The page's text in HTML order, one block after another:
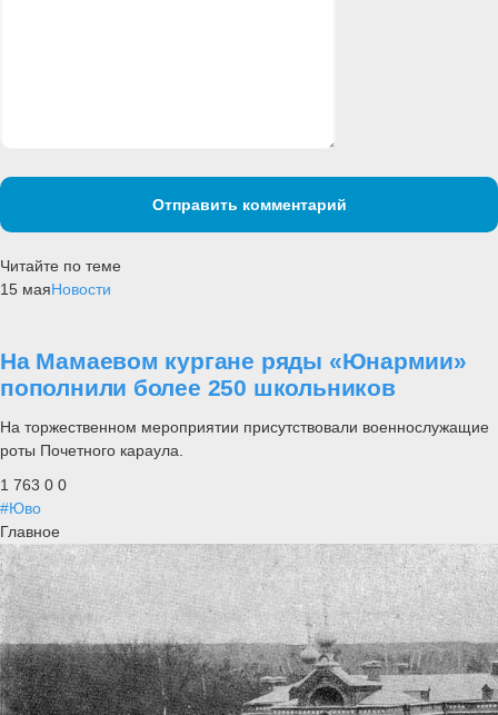
Отправить комментарий
Читайте по теме
15 маяНовости
На Мамаевом кургане ряды «Юнармии»
пополнили более 250 школьников
На торжественном мероприятии присутствовали военнослужащие
роты Почетного караула.
1 763 0 0
#Юво
Главное